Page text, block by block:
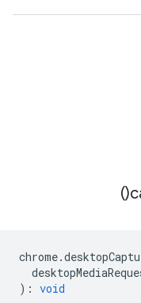
)
chrome.
) : void